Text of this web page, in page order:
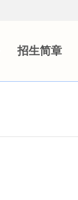
招生简章